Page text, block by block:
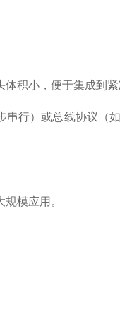
积小，便于集成到紧
行）或总线协议（如
模应用。